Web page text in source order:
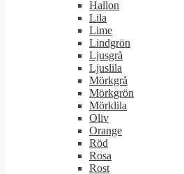
Hallon
Lila
Lime
Lindgrön
Ljusgrå
Ljuslila
Mörkgrå
Mörkgrön
Mörklila
Oliv
Orange
Röd
Rosa
Rost